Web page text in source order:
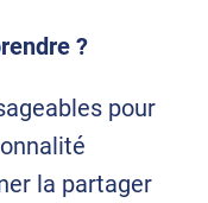
?
pour
la partager